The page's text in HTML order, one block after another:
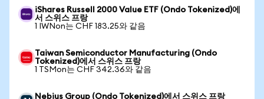
iShares Russell 2000 Value ETF (Ondo Tokenized)에
서 스위스 프랑
1 IWNon는 CHF 183.25와 같음
Taiwan Semiconductor Manufacturing (Ondo
Tokenized)에서 스위스 프랑
1 TSMon는 CHF 342.36와 같음
Nebius Group (Ondo Tokenized)에서 스위스 프랑